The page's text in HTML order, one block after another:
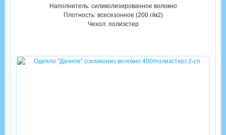
Наполнитель: силиколизированное волокно
Плотность: всесезонное (200 г/м2)
Чехол: полиэстер